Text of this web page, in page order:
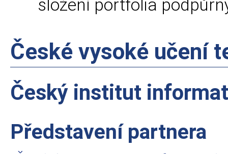
složení portfolia
České vysoké učení
Český institut
Představení partnera